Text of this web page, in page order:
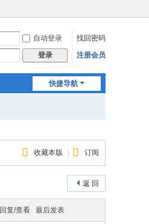
自动登录
找回密码
登录 注册会员
快捷导航
收藏本版 订阅
返 回
回复/查看 最后发表